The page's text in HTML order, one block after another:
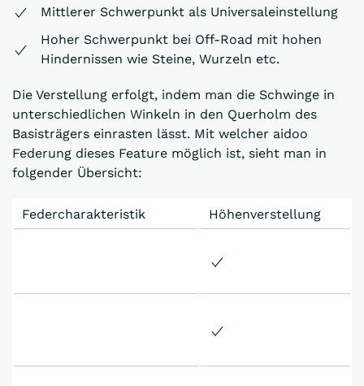
Mittlerer Schwerpunkt als Universaleinstellung
Hoher Schwerpunkt bei Off-Road mit hohen
Hindernissen wie Steine, Wurzeln etc.
Die Verstellung erfolgt, indem man die Schwinge in
unterschiedlichen Winkeln in den Querholm des
Basisträgers einrasten lässt. Mit welcher aidoo
Federung dieses Feature möglich ist, sieht man in
folgender Übersicht:
Federcharakteristik Höhenverstellung